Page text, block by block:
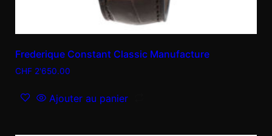
Frederique Constant Classic Manufacture
CHF 2'650.00
Ajouter au panier